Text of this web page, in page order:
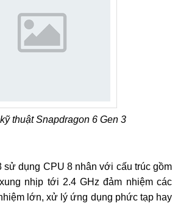
thuật Snapdragon 6 Gen 3
sử dụng CPU 8 nhân với cấu trúc gồm
nhịp tới 2.4 GHz đảm nhiệm các
lớn, xử lý ứng dụng phức tạp hay